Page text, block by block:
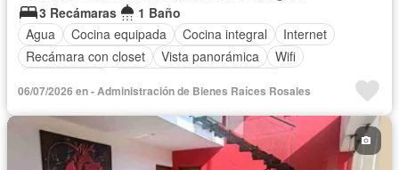
3 Recámaras
1 Baño
Agua
Cocina equipada Cocina integral
Internet
Recámara con closet
Vista panorámica
Wifi
06/07/2026 en - Administración de Bienes Raíces Rosales